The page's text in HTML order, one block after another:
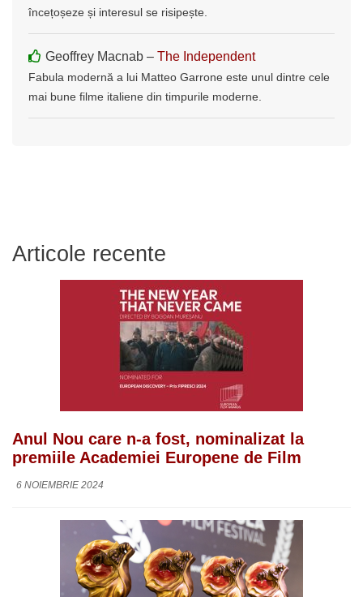
încețoșeze și interesul se risipește.
Geoffrey Macnab – The Independent
Fabula modernă a lui Matteo Garrone este unul dintre cele
mai bune filme italiene din timpurile moderne.
Articole recente
Anul Nou care n-a fost, nominalizat la
premiile Academiei Europene de Film
6 NOIEMBRIE 2024